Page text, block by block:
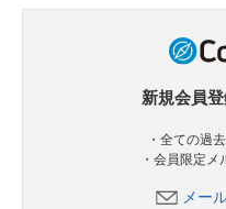
新規会員
・全ての過
・会員限定
メー